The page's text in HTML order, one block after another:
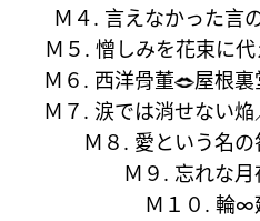
Ｍ４. 言えなかった言
Ｍ５. 憎しみを花束に
Ｍ６. 西洋骨董
屋根裏
Ｍ７. 涙では消せない
Ｍ８. 愛という名
Ｍ９. 忘れな
Ｍ１０. 輪